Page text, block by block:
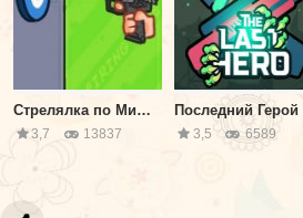
Стрелялка по Мишеням
3,7 13837
Последний Герой
3,5 6589